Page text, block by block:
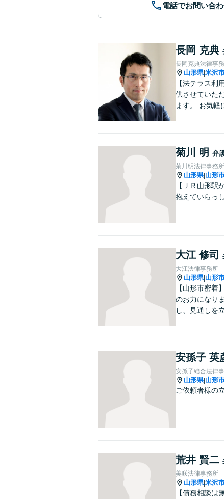
電話でお問い合
長岡 克典
長岡克典法律事
山形県|米沢
【法テラス
供させていた
ます。 お気軽
菊川 明 弁
菊川明法律事務所
山形県|山形
【ＪＲ山形
抱えていらっ
大江 修司
大江法律事務所
山形県|山形
【山形市密
のお力になり
し、見通しを
安孫子 英
安孫子総合法律
山形県|山形
ご依頼者様の
荒井 賢二
美咲法律事務所
山形県|米沢
【債務相談は